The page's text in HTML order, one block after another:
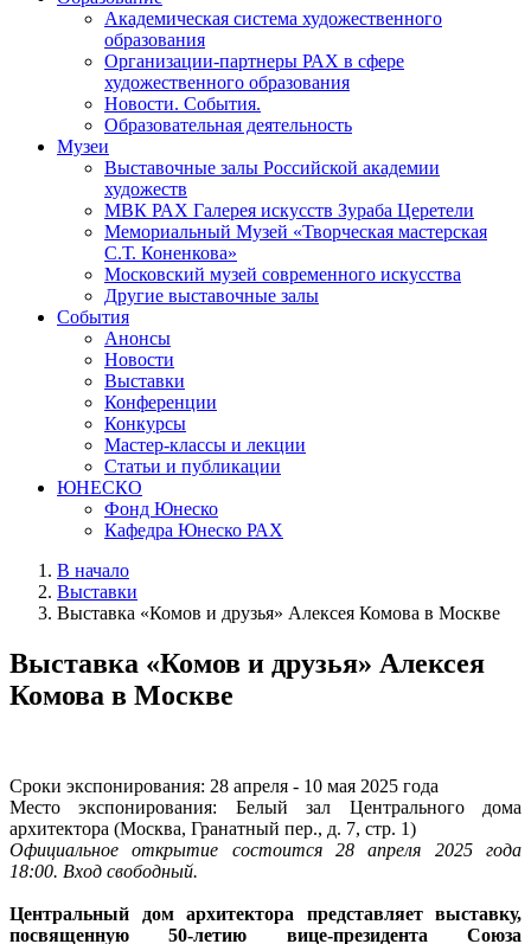
Академическая система художественного
образования
Организации-партнеры РАХ в сфере
художественного образования
Новости. События.
Образовательная деятельность
Музеи
Выставочные залы Российской академии
художеств
МВК РАХ Галерея искусств Зураба Церетели
Мемориальный Музей «Творческая мастерская
С.Т. Коненкова»
Московский музей современного искусства
Другие выставочные залы
События
Анонсы
Новости
Выставки
Конференции
Конкурсы
Мастер-классы и лекции
Статьи и публикации
ЮНЕСКО
Фонд Юнеско
Кафедра Юнеско РАХ
В начало
Выставки
Выставка «Комов и друзья» Алексея Комова в Москве
Выставка «Комов и друзья» Алексея
Комова в Москве
Сроки экспонирования: 28 апреля - 10 мая 2025 года
Место экспонирования: Белый зал Центрального дома
архитектора (Москва, Гранатный пер., д. 7, стр. 1)
Официальное открытие состоится 28 апреля 2025 года
18:00. Вход свободный.
Центральный дом архитектора представляет выставку,
посвященную 50-летию вице-президента Союза